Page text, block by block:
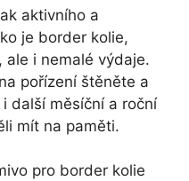
aktivního a
je border kolie,
ale i nemalé výdaje.
pořízení štěněte a
další měsíční a roční
mít na paměti.
pro border kolie